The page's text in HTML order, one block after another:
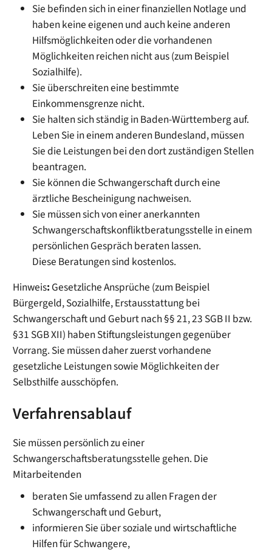
Sie befinden sich in einer finanziellen Notlage und
haben keine eigenen und auch keine anderen
Hilfsmöglichkeiten oder die vorhandenen
Möglichkeiten reichen nicht aus (zum Beispiel
Sozialhilfe).
Sie überschreiten eine bestimmte
Einkommensgrenze nicht.
Sie halten sich ständig in Baden-Württemberg auf.
Leben Sie in einem anderen Bundesland, müssen
Sie die Leistungen bei den dort zuständigen Stellen
beantragen.
Sie können die Schwangerschaft durch eine
ärztliche Bescheinigung nachweisen.
Sie müssen sich von einer anerkannten
Schwangerschaftskonfliktberatungsstelle in einem
persönlichen Gespräch beraten lassen.
Diese Beratungen sind kostenlos.
Hinweis: Gesetzliche Ansprüche (zum Beispiel
Bürgergeld, Sozialhilfe, Erstausstattung bei
Schwangerschaft und Geburt nach §§ 21, 23 SGB II bzw.
§31 SGB XII) haben Stiftungsleistungen gegenüber
Vorrang. Sie müssen daher zuerst vorhandene
gesetzliche Leistungen sowie Möglichkeiten der
Selbsthilfe ausschöpfen.
Verfahrensablauf
Sie müssen persönlich zu einer
Schwangerschaftsberatungsstelle gehen. Die
Mitarbeitenden
beraten Sie umfassend zu allen Fragen der
Schwangerschaft und Geburt,
informieren Sie über soziale und wirtschaftliche
Hilfen für Schwangere,